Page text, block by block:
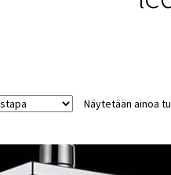
Näytetään ainoa